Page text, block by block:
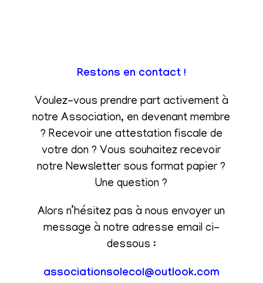
Restons en contact !
Voulez-vous prendre part activement à
notre Association, en devenant membre
? Recevoir une attestation fiscale de
votre don ? Vous souhaitez recevoir
notre Newsletter sous format papier ?
Une question ?
Alors n’hésitez pas à nous envoyer un
message à notre adresse email ci-
dessous :
associationsolecol@outlook.com